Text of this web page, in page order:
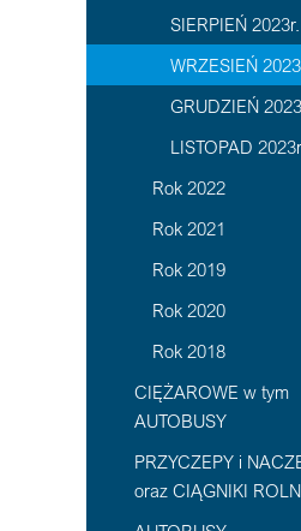
SIERPIEŃ 2023r.
WRZESIEŃ
GRUDZIEŃ
LISTOPAD 2023r.
Rok 2022
Rok 2021
Rok 2019
Rok 2020
Rok 2018
CIĘŻAROWE w tym
AUTOBUSY
PRZYCZEPY i
oraz CIĄGNIKI